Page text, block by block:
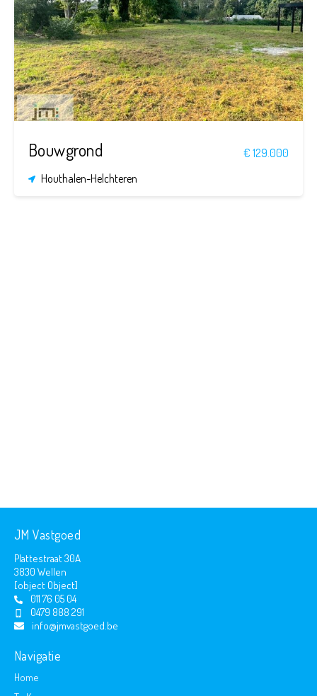
681
m²
Bouwgrond
€ 129.000
Houthalen-Helchteren
JM Vastgoed
Plattestraat 30A
3830 Wellen
[object Object]
011 76 05 04
0479 888 291
info@jmvastgoed.be
Navigatie
Home